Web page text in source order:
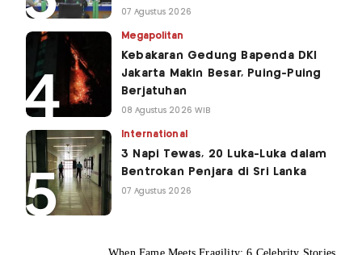
07 Agustus 2026
Megapolitan
Kebakaran Gedung Bapenda DKI
Jakarta Makin Besar, Puing-Puing
Berjatuhan
08 Agustus 2026 WIB
International
3 Napi Tewas, 20 Luka-Luka dalam
Bentrokan Penjara di Sri Lanka
07 Agustus 2026